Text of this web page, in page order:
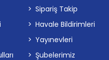
Sipariş Takip
Havale Bildirimleri
Yayınevleri
Şubelerimiz